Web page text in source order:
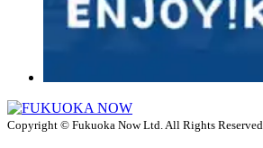
Copyright © Fukuoka Now Ltd. All Rights Reserved.